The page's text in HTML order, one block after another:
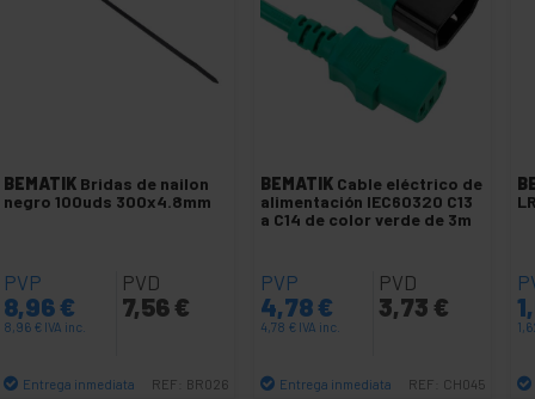
BEMATIK Bridas de nailon
negro 100uds 300x4.8mm
PVP
8,96€
8,96 € IVA inc.
PVD
7,56 €
Entrega inmediata REF: BR026
BEMATIK Cable eléctrico de
alimentación IEC60320 C13
a C14 de color verde de 3m
PVP
4,78€
4,78 € IVA inc.
PVD
3,73 €
Entrega inmediata REF: CH045